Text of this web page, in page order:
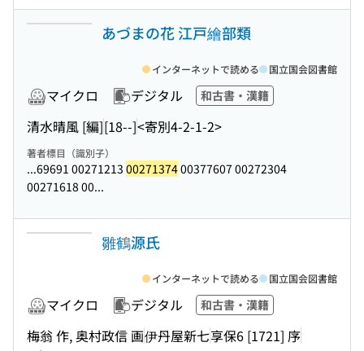
あづまの花 江戸繪部類
マイクロ デジタル 和古書・漢籍
清水晴風 [編][18--]<寄別4-2-1-2>
インターネットで読める 国立国会図書館
著者標目（識別子）
...69691 00271213 0027137400377607 00272304
00271618 00...
雛鶴源氏
マイクロ デジタル 和古書・漢籍
梅翁 作, 奥村政信 画伊丹屋新七享保6 [1721] 序
インターネットで読める 国立国会図書館